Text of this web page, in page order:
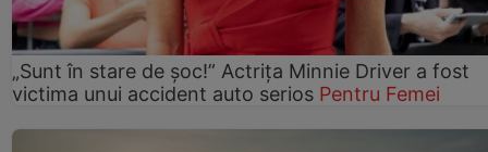
„Sunt în stare de șoc!” Actrița Minnie Driver a fost
victima unui accident auto serios Pentru Femei